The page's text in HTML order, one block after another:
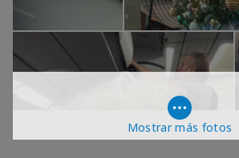
Mostrar más fotos